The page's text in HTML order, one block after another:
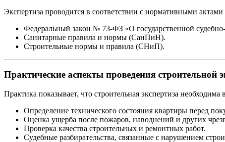
Экспертиза проводится в соответствии с нормативными
Федеральный закон № 73-ФЗ «О государственной
Санитарные правила и нормы (СанПиН).
Строительные нормы и правила (СНиП).
Практические аспекты проведения строительной
Практика показывает, что строительная экспертиза
Определение технического состояния квартиры перед
Оценка ущерба после пожаров, наводнений и других
Проверка качества строительных и ремонтных работ.
Судебные разбирательства, связанные с нарушением